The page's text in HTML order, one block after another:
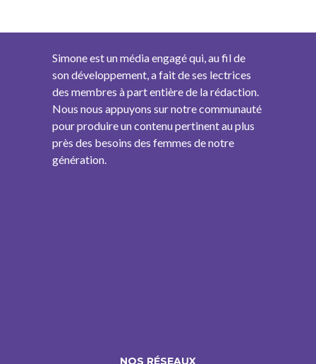
Simone est un média engagé qui, au fil de
son développement, a fait de ses lectrices
des membres à part entière de la rédaction.
Nous nous appuyons sur notre communauté
pour produire un contenu pertinent au plus
près des besoins des femmes de notre
génération.
NOS RÉSEAUX